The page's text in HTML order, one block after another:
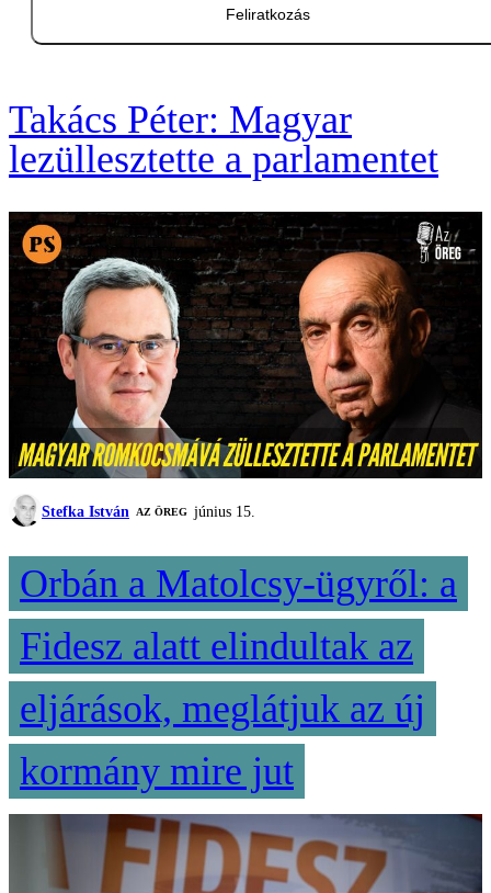
Feliratkozás
Takács Péter: Magyar
lezüllesztette a parlamentet
Stefka István AZ ÖREG június 15.
Orbán a Matolcsy-ügyről: a
Fidesz alatt elindultak az
eljárások, meglátjuk az új
kormány mire jut